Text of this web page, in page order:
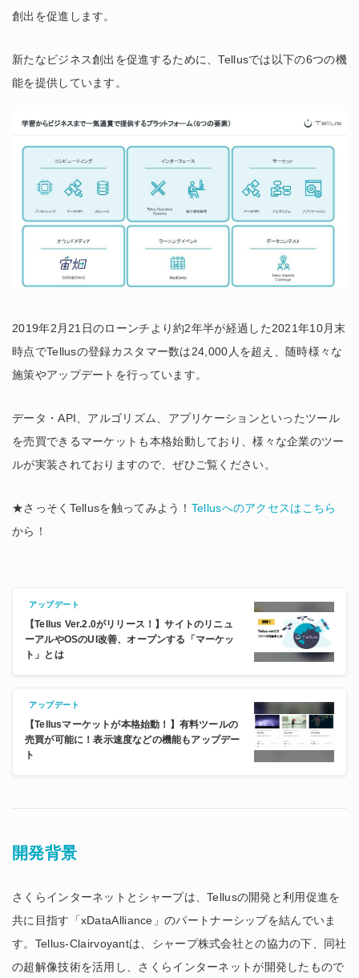
創出を促進します。
新たなビジネス創出を促進するために、Tellusでは以下の6つの機
能を提供しています。
2019年2月21日のローンチより約2年半が経過した2021年10月末
時点でTellusの登録カスタマー数は24,000人を超え、随時様々な
施策やアップデートを行っています。
データ・API、アルゴリズム、アプリケーションといったツール
を売買できるマーケットも本格始動しており、様々な企業のツー
ルが実装されておりますので、ぜひご覧ください。
★さっそくTellusを触ってみよう！ Tellusへのアクセスはこちら
から！
アップデート
【Tellus Ver.2.0がリリース！】サイトのリニュ
ーアルやOSのUI改善、オープンする「マーケッ
ト」とは
アップデート
【Tellusマーケットが本格始動！】有料ツールの
売買が可能に！表示速度などの機能もアップデー
ト
開発背景
さくらインターネットとシャープは、Tellusの開発と利用促進を
共に目指す「xDataAlliance」のパートナーシップを結んでいま
す。Tellus-Clairvoyantは、シャープ株式会社との協力の下、同社
の超解像技術を活用し、さくらインターネットが開発したもので